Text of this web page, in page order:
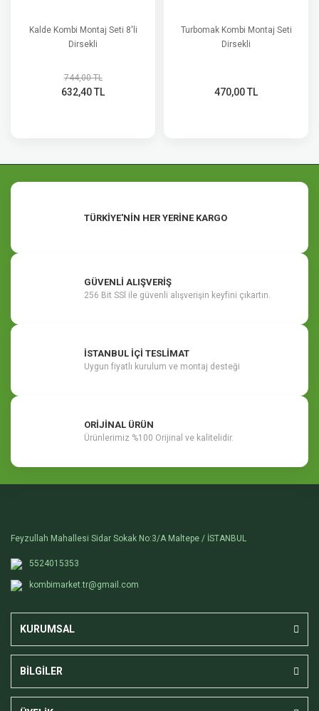
Kalde Kombi Montaj Seti 8'li
Dirsekli
744,00 TL
632,40 TL
Turbomak Kombi Montaj Seti
Dirsekli
470,00 TL
TÜRKİYE'NİN HER YERİNE KARGO
GÜVENLİ ALIŞVERİŞ
256 Bit SSl ile güvenli alışverişin keyfini çıkartın.
İSTANBUL İÇİ TESLİMAT
Uygun fiyatlı kurulum ve montaj desteği
ORİJİNAL ÜRÜN
Ürünlerimiz %100 Orijinal ve kalitelidir.
Feyzullah Mahallesi Sidar Sokak No:3/A Maltepe / İSTANBUL
5524015353
kombimarket.tr@gmail.com
KURUMSAL
BİLGİLER